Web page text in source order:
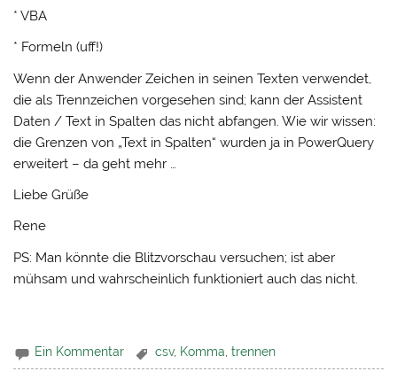
* VBA
* Formeln (uff!)
Wenn der Anwender Zeichen in seinen Texten verwendet,
die als Trennzeichen vorgesehen sind; kann der Assistent
Daten / Text in Spalten das nicht abfangen. Wie wir wissen:
die Grenzen von „Text in Spalten“ wurden ja in PowerQuery
erweitert – da geht mehr …
Liebe Grüße
Rene
PS: Man könnte die Blitzvorschau versuchen; ist aber
mühsam und wahrscheinlich funktioniert auch das nicht.
Ein Kommentar csv, Komma ,trennen